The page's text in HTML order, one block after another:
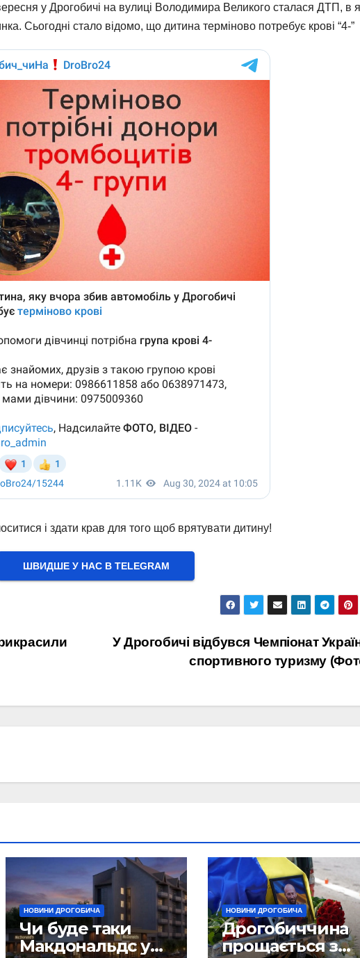
у Дрогобичі на вулиці Володимира Великого сталася ДТП, в
Сьогодні стало відомо, що дитина терміново потребує крові “4-”
і здати крав для того щоб врятувати дитину!
ШВИДШЕ У НАС В ТELEGRAM
У Дрогобичі відбувся Чемпіонат
спортивного туризму
НОВИНИ ДРОГОБИЧА
Чи буде таки
Макдональдс у
НОВИНИ ДРОГОБИЧА
Дрогобиччина
прощається з